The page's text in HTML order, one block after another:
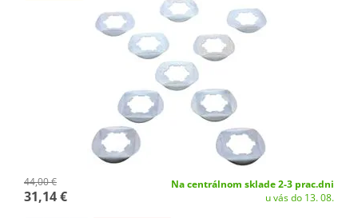
44,00 €
31,14 €
Na centrálnom sklade 2-3 prac.dni
u vás do 13. 08.